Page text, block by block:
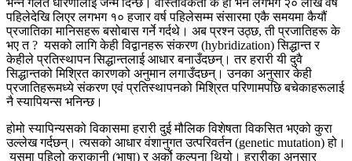
पहिलेदेखि लिएर लगभग १० हजार वर्ष पहिलेसम्म संसारमा एकै समयमा कैयौं
प्रजातिका मानिसहरू बसोबास गर्ने गर्दथे। अब प्रश्न उठ्छ, ती प्रजातिहरू के
भए त ? यसको लागि केही विद्वानहरू संकरण (hybridization) सिद्धान्त र
केहीले प्रतिस्थापन सिद्धान्तलाई आधार बनाउँदछन्। तर हरारी यी दुवै
सिद्धान्तको मिश्रित कारणको अनुमान लगाउँदछन्। उनका अनुसार केही
प्रजातिहरूमध्ये संकरण एवं प्रतिस्थापनको मिश्रित परिणामपछि बचेकाहरूलाई
नै स्यापियन्स भनिन्छ।
होमो स्यापिन्यसको विकासमा हरारी दुई मौलिक विशेषता विकसित भएको कुरा
उल्लेख गर्दछन्। त्यसको आधार वंशानुगत उत्परिवर्तन (genetic mutation) हो।
यसमा पहिलो कुराकानी (भाषा) र अर्को कल्पना थियो। हरारीका अनुसार